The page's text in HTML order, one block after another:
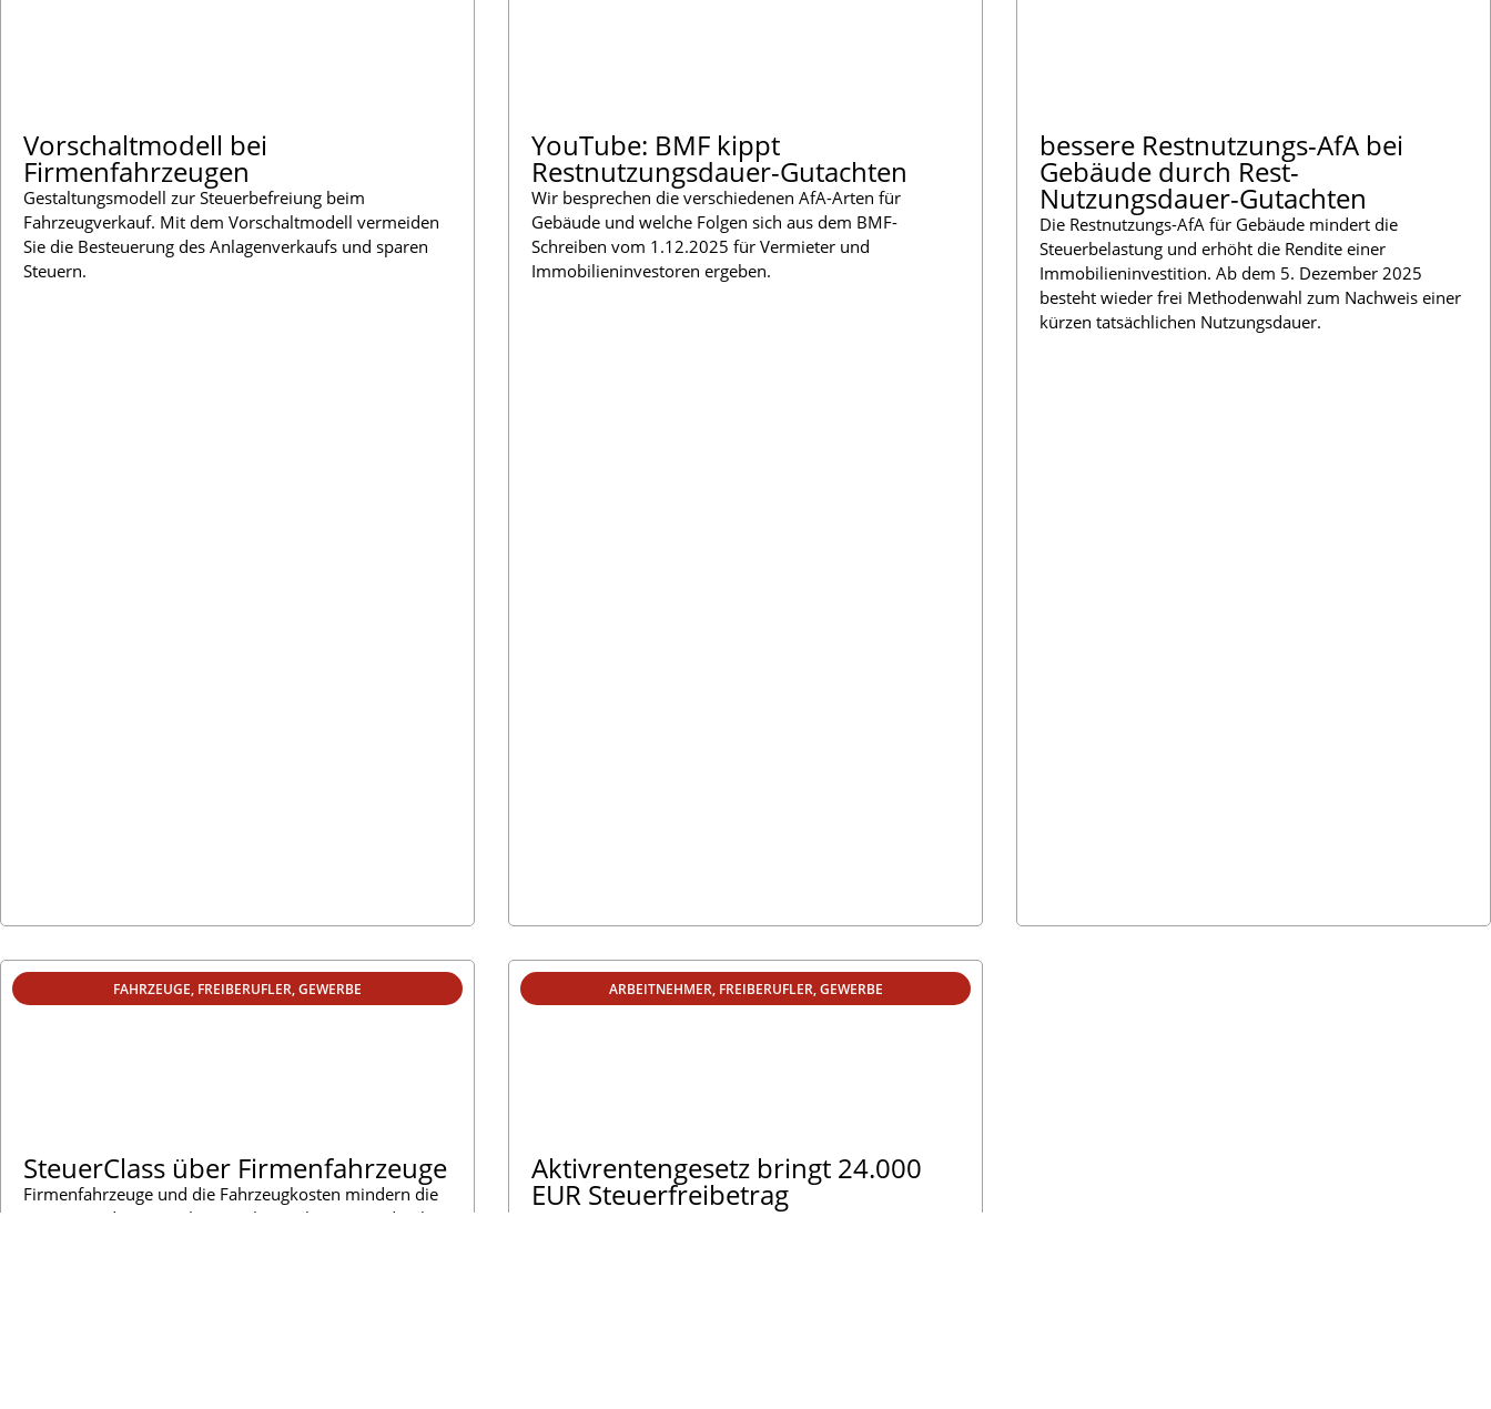
Vorschaltmodell bei
Firmenfahrzeugen
Gestaltungsmodell zur Steuerbefreiung beim
Fahrzeugverkauf. Mit dem Vorschaltmodell vermeiden
Sie die Besteuerung des Anlagenverkaufs und sparen
Steuern.
YouTube: BMF kippt
Restnutzungsdauer-Gutachten
Wir besprechen die verschiedenen AfA-Arten für
Gebäude und welche Folgen sich aus dem BMF-
Schreiben vom 1.12.2025 für Vermieter und
Immobilieninvestoren ergeben.
bessere Restnutzungs-AfA bei
Gebäude durch Rest-
Nutzungsdauer-Gutachten
Die Restnutzungs-AfA für Gebäude mindert die
Steuerbelastung und erhöht die Rendite einer
Immobilieninvestition. Ab dem 5. Dezember 2025
besteht wieder frei Methodenwahl zum Nachweis einer
kürzen tatsächlichen Nutzungsdauer.
FAHRZEUGE, FREIBERUFLER,GEWERBE
SteuerClass über Firmenfahrzeuge
Firmenfahrzeuge und die Fahrzeugkosten mindern die
Steuern und Gewinn, kosten aber viele Steuern durch
ARBEITNEHMER, FREIBERUFLER,GEWERBE
Aktivrentengesetz bringt 24.000
EUR Steuerfreibetrag